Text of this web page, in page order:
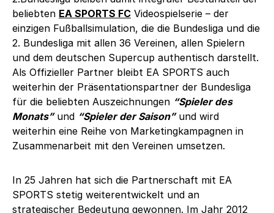
beliebten EA SPORTS FC Videospielserie – der
einzigen Fußballsimulation, die die Bundesliga und die
2. Bundesliga mit allen 36 Vereinen, allen Spielern
und dem deutschen Supercup authentisch darstellt.
Als Offizieller Partner bleibt EA SPORTS auch
weiterhin der Präsentationspartner der Bundesliga
für die beliebten Auszeichnungen “Spieler des
Monats”und “Spieler der Saison”und wird
weiterhin eine Reihe von Marketingkampagnen in
Zusammenarbeit mit den Vereinen umsetzen.
In 25 Jahren hat sich die Partnerschaft mit EA
SPORTS stetig weiterentwickelt und an
strategischer Bedeutung gewonnen. Im Jahr 2012